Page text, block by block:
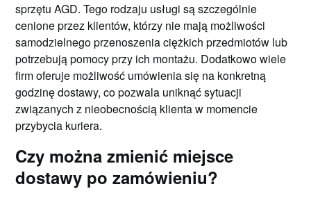
sprzętu AGD. Tego rodzaju usługi są szczególnie
cenione przez klientów, którzy nie mają możliwości
samodzielnego przenoszenia ciężkich przedmiotów lub
potrzebują pomocy przy ich montażu. Dodatkowo wiele
firm oferuje możliwość umówienia się na konkretną
godzinę dostawy, co pozwala uniknąć sytuacji
związanych z nieobecnością klienta w momencie
przybycia kuriera.
Czy można zmienić miejsce
dostawy po zamówieniu?